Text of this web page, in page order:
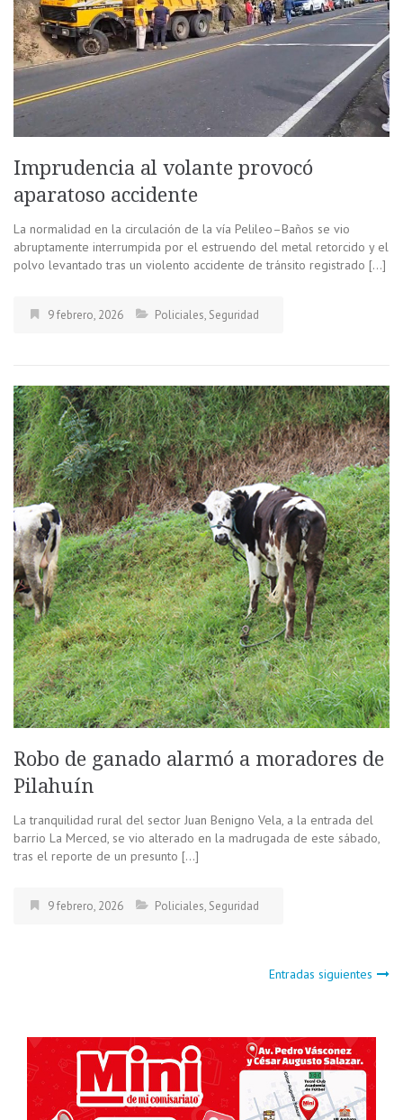
Imprudencia al volante provocó
aparatoso accidente
La normalidad en la circulación de la vía Pelileo–Baños se vio
abruptamente interrumpida por el estruendo del metal retorcido y el
polvo levantado tras un violento accidente de tránsito registrado […]
9 febrero, 2026 Policiales, Seguridad
Robo de ganado alarmó a moradores de
Pilahuín
La tranquilidad rural del sector Juan Benigno Vela, a la entrada del
barrio La Merced, se vio alterado en la madrugada de este sábado,
tras el reporte de un presunto […]
9 febrero, 2026 Policiales, Seguridad
de
entradas
Entradas siguientes